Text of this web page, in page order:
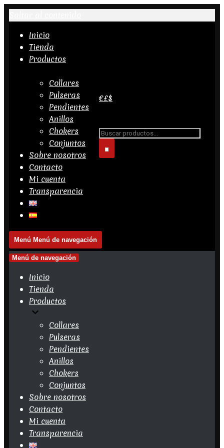
Inicio
Tienda
Productos
Collares
Pulseras
Pendientes
Anillos
Chokers
Conjuntos
Sobre nosotros
Contacto
Mi cuenta
Transparencia
€£$
Menú Menú de navegación
Menú de navegación
Inicio
Tienda
Productos
Collares
Pulseras
Pendientes
Anillos
Chokers
Conjuntos
Sobre nosotros
Contacto
Mi cuenta
Transparencia